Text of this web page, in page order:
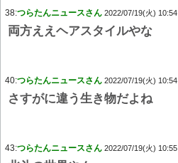
38:つらたんニュースさん 2022/07/19(火) 10:54
両方ええヘアスタイルやな
40:つらたんニュースさん 2022/07/19(火) 10:54
さすがに違う生き物だよね
43:つらたんニュースさん 2022/07/19(火) 10:55